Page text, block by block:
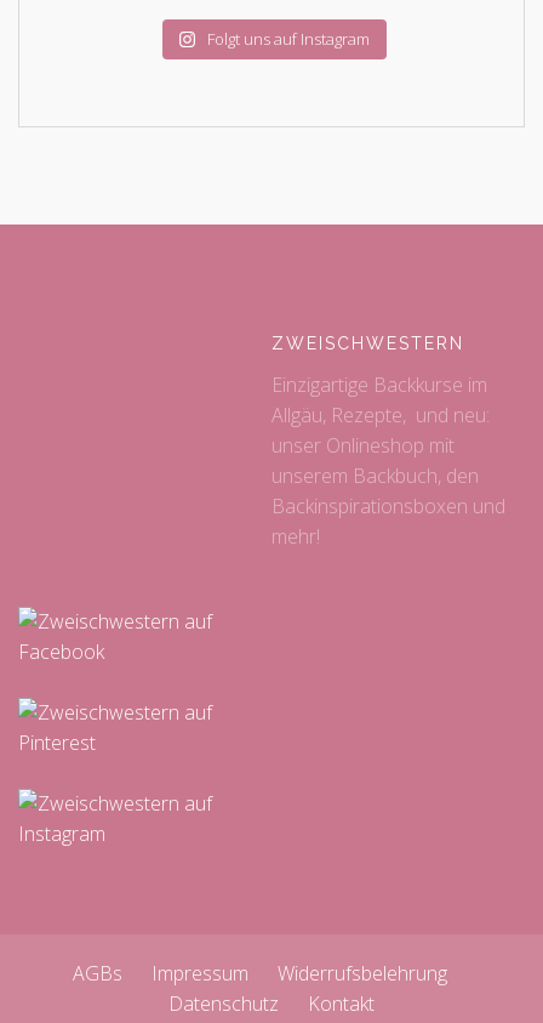
Folgt uns auf Instagram
ZWEISCHWESTERN
Einzigartige Backkurse im
Allgäu, Rezepte, und neu:
unser Onlineshop mit
unserem Backbuch, den
Backinspirationsboxen und
mehr!
AGBs Impressum
Widerrufsbelehrung
Datenschutz
Kontakt